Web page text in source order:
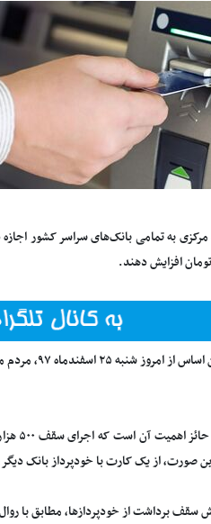
افزایش دهند.
اسفندماه ۹۷، مردم می‌توانند در هر بار برداشت از خودپرداز، نیم میلیون تومان وجه نقد دریافت نمایند.
از یک کارت با خودپرداز بانک دیگر، تنها ۲۰۰ هزار تومان قابل
سقف برداشت از خودپردازها، مطابق با